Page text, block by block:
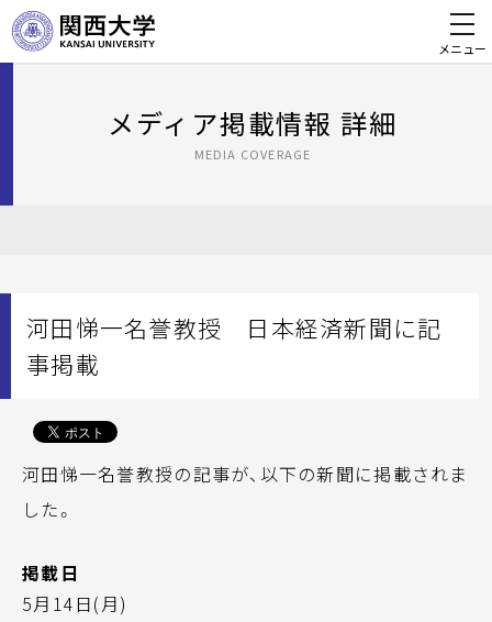
メニュー
メディア掲載情報 詳細
MEDIA COVERAGE
河田悌一名誉教授 日本経済新聞に記
事掲載
河田悌一名誉教授の記事が、以下の新聞に掲載されま
した。
掲載日
5月14日(月)